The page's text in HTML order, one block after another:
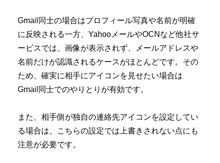
Gmail同士の場合はプロフィール写真や名前が明確
に反映される一方、YahooメールやOCNなど他社サ
ービスでは、画像が表示されず、メールアドレスや
名前だけが認識されるケースがほとんどです。その
ため、確実に相手にアイコンを見せたい場合は
Gmail同士でのやりとりが有効です。
また、相手側が独自の連絡先アイコンを設定してい
る場合は、こちらの設定では上書きされない点にも
注意が必要です。